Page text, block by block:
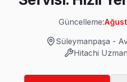
Son Güncelleme:Ağustos 2026
Süleymanpaşa'da
Güncelleme:
Süleymanpaşa -
Hitachi